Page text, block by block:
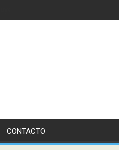
en nuestro equilibrio emocional
CONTACTO